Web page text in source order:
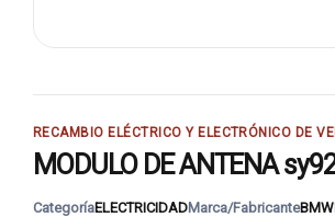
RECAMBIO ELÉCTRICO Y ELECTRÓNICO DE
MODULO DE ANTENA
CategoríaELECTRICIDADMarca/FabricanteBMW